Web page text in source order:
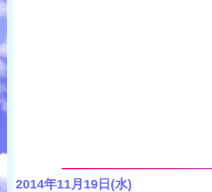
2014年11月19日(水)